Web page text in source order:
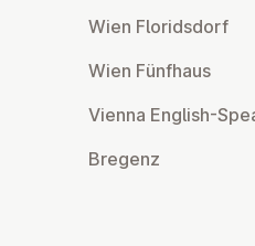
Wien Flor­idsdorf
Wien Fünfhaus
Vienna English-
Bregenz